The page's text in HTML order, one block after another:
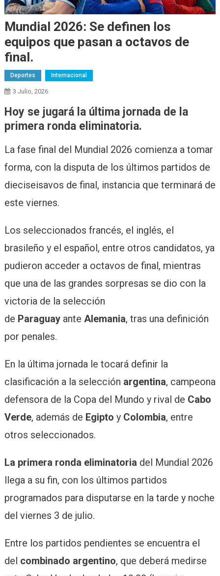
Mundial 2026: Se definen los
equipos que pasan a octavos de
final.
Deportes Internacional
3 Julio, 2026
Hoy se jugará la última jornada de la
primera ronda eliminatoria.
La fase final del Mundial 2026 comienza a tomar
forma, con la disputa de los últimos partidos de
dieciseisavos de final, instancia que terminará de
este viernes.
Los seleccionados francés, el inglés, el
brasileño y el español, entre otros candidatos, ya
pudieron acceder a octavos de final, mientras
que una de las grandes sorpresas se dio con la
victoria de la selección
de Paraguayante Alemania, tras una definición
por penales.
En la última jornada le tocará definir la
clasificación a la selección argentina, campeona
defensora de la Copa del Mundo y rival de Cabo
Verde, además de Egipto y Colombia, entre
otros seleccionados.
La primera ronda eliminatoria del Mundial 2026
llega a su fin, con los últimos partidos
programados para disputarse en la tarde y noche
del viernes 3 de julio.
Entre los partidos pendientes se encuentra el
del combinado argentino, que deberá medirse